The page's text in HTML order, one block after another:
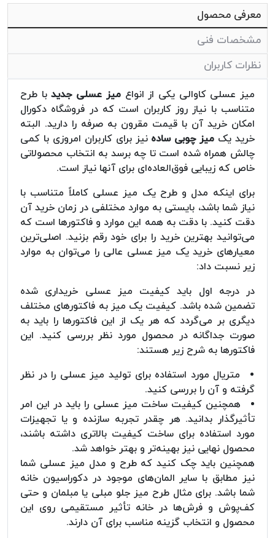
معرفی محصول
مشخصات فنی
نظرات کاربران
میز عسلی کاوالی یکی از انواعمیز عسلی جدیدبا طرح
متناسب با نیاز روز کاربران است که در فروشگاه دکورال
امکان خرید آن با قیمت مقرون به صرفه را دارید. البته
خرید یک میز چوبی ساده نیز برای کاربران امروزی با کمی
چالش همراه شده است تا چه برسد به انتخاب محصولاتی
خاص که زیبایی فوق‌العاده‌ای برای آنها نیاز است.
برای اینکه مدل و طرح یک میز عسلی کاملاً متناسب با
نیاز شما باشد، بایستی به موارد مختلفی در زمان خرید آن
دقت کنید. با دقت به همه این موارد و فاکتورها است که
می‌توانید بهترین خرید را برای خود رقم بزنید. اصلی‌ترین
معیارهای خرید یک میز عسلی عالی را می‌توان به موارد
زیر نسبت داد:
در درجه اول باید کیفیت میز عسلی خریداری شده
تضمین شده باشد. کیفیت یک میز به فاکتورهای مختلف
دیگری بر می‌گردد که هر یک از این فاکتورها را باید به
صورت جداگانه در محصول مورد نظر بررسی کنید. این
فاکتورها به شرح زیر هستند:
متریال مورد استفاده برای تولید میز عسلی را در نظر
گرفته و آن را بررسی کنید.
همچنین کیفیت ساخت میز عسلی را باید در این امر
تأثیرگذار بدانید. هر چقدر تجربه سازنده و یا تجهیزات
مورد استفاده برای ساخت کیفیت بالاتری داشته باشند،
محصول نهایی نیز بهینه‌تر و بهتر خواهد شد.
همچنین باید چک کنید که طرح و مدل میز عسلی شما
نیز مطابق با سایر المان‌های موجود در دکوراسیون خانه
شما باشد. برای مثال طرح میز جلو مبلی یا مبلمان و حتی
کف‌پوش و فرش‌ها در خانه تأثیر مستقیمی روی این
محصول و انتخاب گزینه مناسب برای آن دارند.